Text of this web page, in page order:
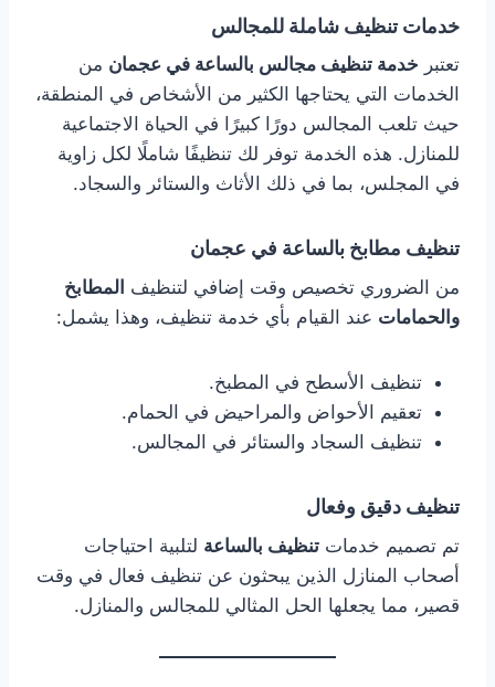
خدمات تنظيف شاملة للمجالس
تعتبر خدمة تنظيف مجالس بالساعة في عجمان من
الخدمات التي يحتاجها الكثير من الأشخاص في المنطقة،
حيث تلعب المجالس دورًا كبيرًا في الحياة الاجتماعية
للمنازل. هذه الخدمة توفر لك تنظيفًا شاملًا لكل زاوية
في المجلس، بما في ذلك الأثاث والستائر والسجاد.
تنظيف مطابخ بالساعة في عجمان
من الضروري تخصيص وقت إضافي لتنظيف المطابخ
والحمامات عند القيام بأي خدمة تنظيف، وهذا يشمل:
تنظيف الأسطح في المطبخ.
تعقيم الأحواض والمراحيض في الحمام.
تنظيف السجاد والستائر في المجالس.
تنظيف دقيق وفعال
تم تصميم خدمات تنظيف بالساعة لتلبية احتياجات
أصحاب المنازل الذين يبحثون عن تنظيف فعال في وقت
قصير، مما يجعلها الحل المثالي للمجالس والمنازل.